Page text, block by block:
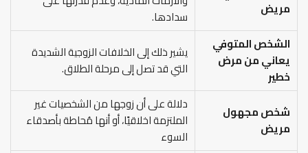
مريض
سدادها.
الشخص المتوفي
يعاني من مرض
خطير
يشير ذلك إلى الخلافات الزوجية الشديدة
التي قد تصل إلى مرحلة الطلاق.
شخص مجهول
مريض
دلالة على أن زوجها من الشخصيات غير
الملتزمة اخلاقيًا، أو أنها مُحاطة بأصدقاء
السوء